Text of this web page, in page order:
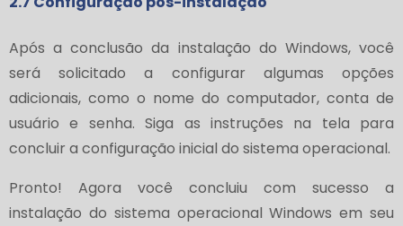
Após a conclusão da instalação do Windows, você
será solicitado a configurar algumas opções
adicionais, como o nome do computador, conta de
usuário e senha. Siga as instruções na tela para
concluir a configuração inicial do sistema operacional.
Pronto! Agora você concluiu com sucesso a
instalação do sistema operacional Windows em seu